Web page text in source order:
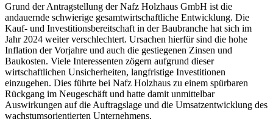
Grund der Antragstellung der Nafz Holzhaus GmbH ist die
andauernde schwierige gesamtwirtschaftliche Entwicklung. Die
Kauf- und Investitionsbereitschaft in der Baubranche hat sich im
Jahr 2024 weiter verschlechtert. Ursachen hierfür sind die hohe
Inflation der Vorjahre und auch die gestiegenen Zinsen und
Baukosten. Viele Interessenten zögern aufgrund dieser
wirtschaftlichen Unsicherheiten, langfristige Investitionen
einzugehen. Dies führte bei Nafz Holzhaus zu einem spürbaren
Rückgang im Neugeschäft und hatte damit unmittelbar
Auswirkungen auf die Auftragslage und die Umsatzentwicklung des
wachstumsorientierten Unternehmens.